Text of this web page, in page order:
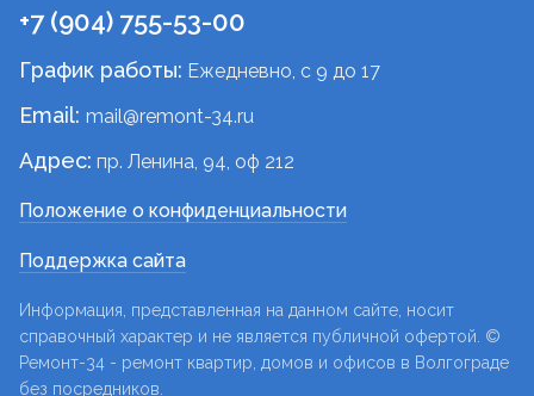
+7 (904) 755-53-00
График работы: Ежедневно, c 9 до 17
Email: mail@remont-34.ru
Адрес: пр. Ленина, 94, оф 212
Положение о конфиденциальности
Поддержка сайта
Информация, представленная на данном сайте, носит
справочный характер и не является публичной офертой. ©
Ремонт-34 - ремонт квартир, домов и офисов в Волгограде
без посредников.